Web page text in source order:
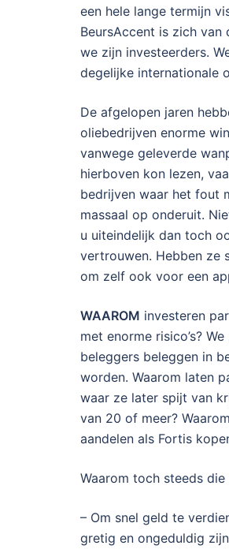
een hele lange termijn
BeursAccent is zich
we zijn investeerders.
degelijke internationale
De afgelopen jaren
oliebedrijven enorme
vanwege geleverde
hierboven kon lezen,
bedrijven waar het fout
massaal op onderuit.
u uiteindelijk dan toch
vertrouwen. Hebben ze
om zelf ook voor een
WAAROM investeren
met enorme risico’s?
beleggers beleggen in
worden. Waarom laten
waar ze later spijt van
van 20 of meer?
aandelen als Fortis
Waarom toch steeds
– Om snel geld te
gretig en ongeduldig